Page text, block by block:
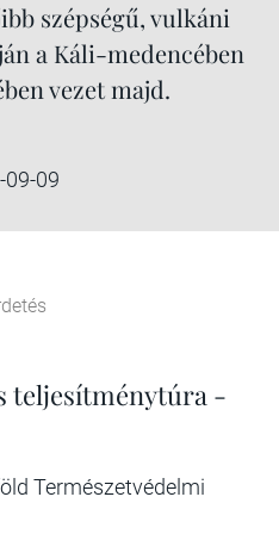
szépségű, vulkáni
a Káli-medencében
vezet majd.
09-09
teljesítménytúra -
Természetvédelmi